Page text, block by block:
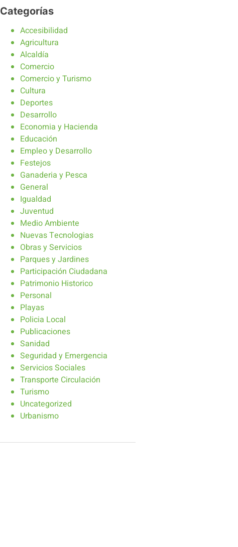
Categorías
Accesibilidad
Agricultura
Alcaldía
Comercio
Comercio y Turismo
Cultura
Deportes
Desarrollo
Economia y Hacienda
Educación
Empleo y Desarrollo
Festejos
Ganaderia y Pesca
General
Igualdad
Juventud
Medio Ambiente
Nuevas Tecnologias
Obras y Servicios
Parques y Jardines
Participación Ciudadana
Patrimonio Historico
Personal
Playas
Policia Local
Publicaciones
Sanidad
Seguridad y Emergencia
Servicios Sociales
Transporte Circulación
Turismo
Uncategorized
Urbanismo